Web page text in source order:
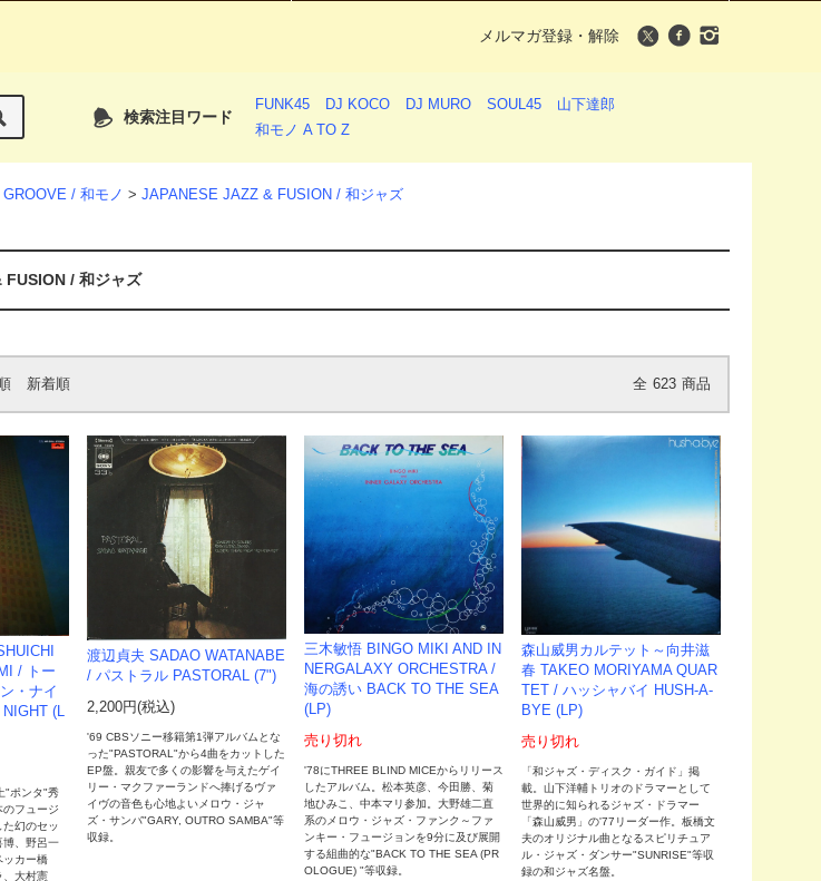
メルマガ登録・解除
検索注目ワード
FUNK45 DJ KOCO DJ MURO SOUL45
山下達郎
和モノ A TO Z
/ 和モノ > JAPANESE JAZZ & FUSION / 和ジャズ
/ 和ジャズ
新着順 全 623 商品
/ トー
・ナイ
NIGHT (L
"ポンタ"秀
フュージ
た幻のセッ
博、野呂一
ッカー橋
、大村憲
渡辺貞夫 SADAO WATANABE
/ パストラル PASTORAL (7")
2,200円(税込)
'69 CBSソニー移籍第1弾アルバムとな
った"PASTORAL"から4曲をカットした
EP盤。親友で多くの影響を与えたゲイ
リー・マクファーランドへ捧げるヴァ
イヴの音色も心地よいメロウ・ジャ
ズ・サンバ"GARY, OUTRO SAMBA"等
収録。
三木敏悟 BINGO MIKI AND IN
NERGALAXY ORCHESTRA /
海の誘い BACK TO THE SEA
(LP)
売り切れ
'78にTHREE BLIND MICEからリリース
したアルバム。松本英彦、今田勝、菊
地ひみこ、中本マリ参加。大野雄二直
系のメロウ・ジャズ・ファンク～ファ
ンキー・フュージョンを9分に及び展開
する組曲的な"BACK TO THE SEA (PR
OLOGUE) "等収録。
森山威男カルテット～向井滋
春 TAKEO MORIYAMA QUAR
TET / ハッシャバイ HUSH-A-
BYE (LP)
売り切れ
「和ジャズ・ディスク・ガイド」掲
載。山下洋輔トリオのドラマーとして
世界的に知られるジャズ・ドラマー
「森山威男」の'77リーダー作。板橋文
夫のオリジナル曲となるスピリチュア
ル・ジャズ・ダンサー"SUNRISE"等収
録の和ジャズ名盤。